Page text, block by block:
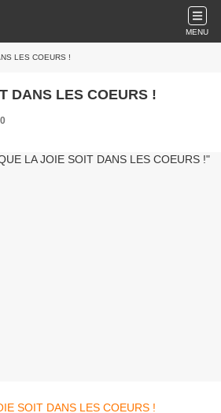
MENU
LES COEURS !
DANS LES COEURS !